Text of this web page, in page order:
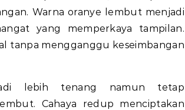
Warna oranye lembut menjadi
yang memperkaya tampilan.
tanpa mengganggu keseimbangan
lebih tenang namun tetap
Cahaya redup menciptakan